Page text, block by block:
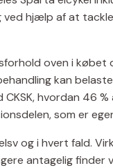
hjælp af at
oven i købet
kan
hvordan 46
som er
og i hvert fald.
antagelig